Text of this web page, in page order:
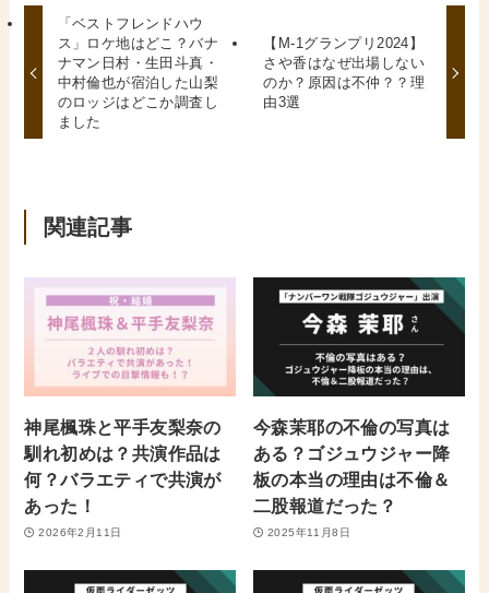
「ベストフレンドハウ
ス」ロケ地はどこ？バナ
ナマン日村・生田斗真・
中村倫也が宿泊した山梨
のロッジはどこか調査し
ました
【M-1グランプリ2024】
さや香はなぜ出場しない
のか？原因は不仲？？理
由3選
関連記事
神尾楓珠と平手友梨奈の
馴れ初めは？共演作品は
何？バラエティで共演が
あった！
2026年2月11日
今森茉耶の不倫の写真は
ある？ゴジュウジャー降
板の本当の理由は不倫＆
二股報道だった？
2025年11月8日